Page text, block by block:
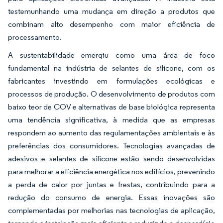
testemunhando uma mudança em direção a produtos que
combinam alto desempenho com maior eficiência de
processamento.
A sustentabilidade emergiu como uma área de foco
fundamental na indústria de selantes de silicone, com os
fabricantes investindo em formulações ecológicas e
processos de produção. O desenvolvimento de produtos com
baixo teor de COV e alternativas de base biológica representa
uma tendência significativa, à medida que as empresas
respondem ao aumento das regulamentações ambientais e às
preferências dos consumidores. Tecnologias avançadas de
adesivos e selantes de silicone estão sendo desenvolvidas
para melhorar a eficiência energética nos edifícios, prevenindo
a perda de calor por juntas e frestas, contribuindo para a
redução do consumo de energia. Essas inovações são
complementadas por melhorias nas tecnologias de aplicação,